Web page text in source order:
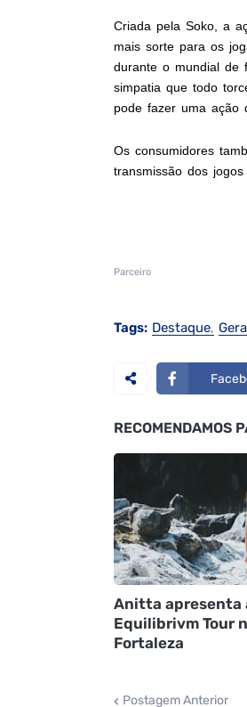
Criada pela Soko, a
mais sorte para os
durante o mundial de
simpatia que todo
pode fazer uma ação
Os consumidores
transmissão dos jogos
Parceiro
Tags: Destaque
RECOMENDAMOS
Anitta apresenta
Equilibrivm Tour
Fortaleza
Postagem Anterior